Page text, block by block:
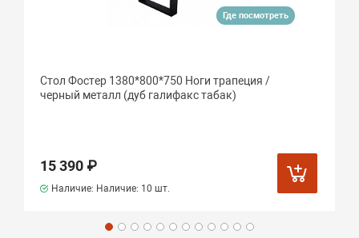
Где посмотреть
Стол Фостер 1380*800*750 Ноги трапеция /
черный металл (дуб галифакс табак)
15 390 ₽
Наличие: Наличие: 10 шт.